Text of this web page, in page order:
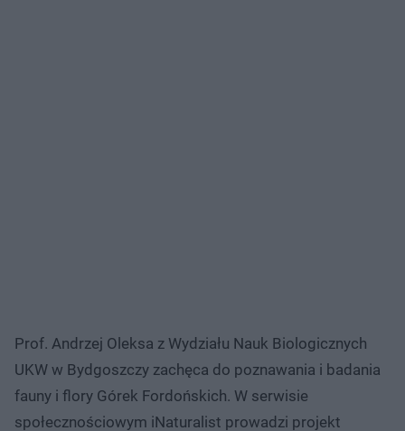
Prof. Andrzej Oleksa z Wydziału Nauk Biologicznych
UKW w Bydgoszczy zachęca do poznawania i badania
fauny i flory Górek Fordońskich. W serwisie
społecznościowym iNaturalist prowadzi projekt